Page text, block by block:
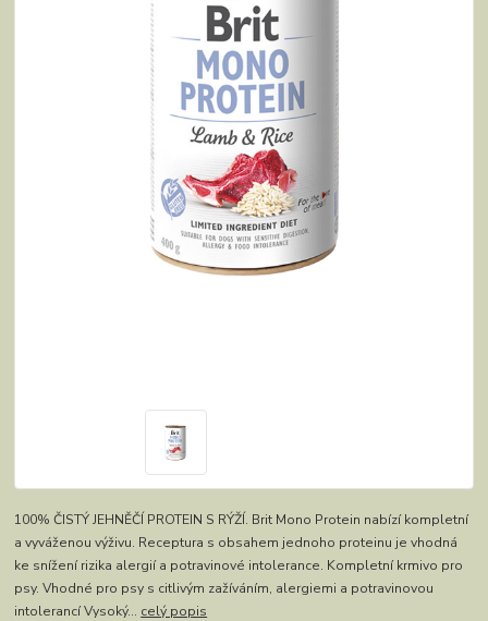
100% ČISTÝ JEHNĚČÍ PROTEIN S RÝŽÍ. Brit Mono Protein nabízí kompletní
a vyváženou výživu. Receptura s obsahem jednoho proteinu je vhodná
ke snížení rizika alergií a potravinové intolerance. Kompletní krmivo pro
psy. Vhodné pro psy s citlivým zažíváním, alergiemi a potravinovou
intolerancí Vysoký... celý popis